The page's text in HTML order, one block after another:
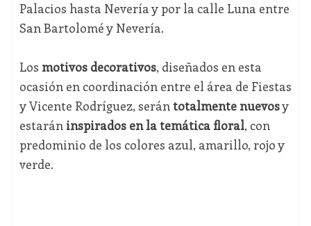
Palacios hasta Nevería y por la calle Luna entre
San Bartolomé y Nevería.
Los motivos decorativos, diseñados en esta
ocasión en coordinación entre el área de Fiestas
y Vicente Rodríguez, serántotalmente nuevosy
estarán inspirados en la temática floral, con
predominio de los colores azul, amarillo, rojo y
verde.